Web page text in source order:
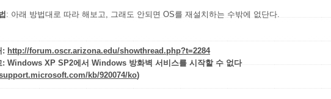
: 아래 방법대로 따라 해보고, 그래도 안되면 OS를 재설치하는 수밖에 없단다.
: http://forum.oscr.arizona.edu/showthread.php?t=2284
: Windows XP SP2에서 Windows 방화벽 서비스를 시작할 수 없다
kb/920074/ko)